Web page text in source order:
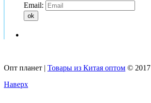
Email:
ok
Опт планет | Товары из Китая оптом © 2017
Наверх